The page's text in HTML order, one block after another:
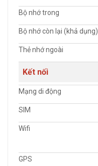
Bộ nhớ trong
Bộ nhớ còn lại (khả dụng)
Thẻ nhớ ngoài
Kết nối
Mạng di động
SIM
Wifi
GPS